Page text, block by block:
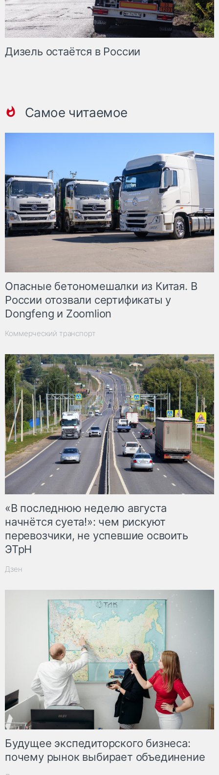
Дизель остаётся в России
Самое читаемое
Опасные бетономешалки из Китая. В
России отозвали сертификаты у
Dongfeng и Zoomlion
Коммерческий транспорт
«В последнюю неделю августа
начнётся суета!»: чем рискуют
перевозчики, не успевшие освоить
ЭТрН
Дзен
Будущее экспедиторского бизнеса:
почему рынок выбирает объединение